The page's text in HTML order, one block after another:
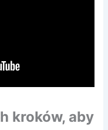
kroków, aby